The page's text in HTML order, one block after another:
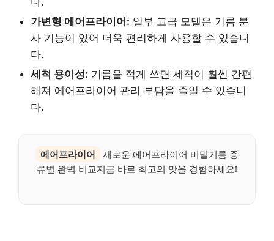
가변형 에어프라이어: 일부 고급 모델은 기름 분
사 기능이 있어 더욱 편리하게 사용할 수 있습니
다.
세척 용이성: 기름을 적게 쓰면 세척이 훨씬 간편
해져 에어프라이어 관리 부담을 줄일 수 있습니
다.
에어프라이어
새로운 에어프라이어 비밀기름 종
류별 완벽 비교지금 바로 최고의 맛을 경험하세요!